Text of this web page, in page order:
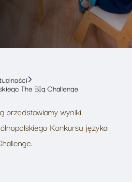
The BIg Challenge
przedstawiamy wyniki
Konkursu języka